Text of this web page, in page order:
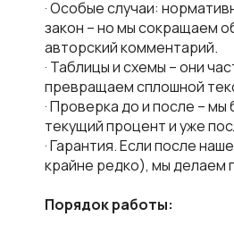
· Особые случаи:
закон – но мы сокращаем
авторский комментарий.
· Таблицы и схемы – они
превращаем сплошной
· Проверка до и после –
текущий процент и уже
· Гарантия. Если после
крайне редко), мы делаем
Порядок работы: